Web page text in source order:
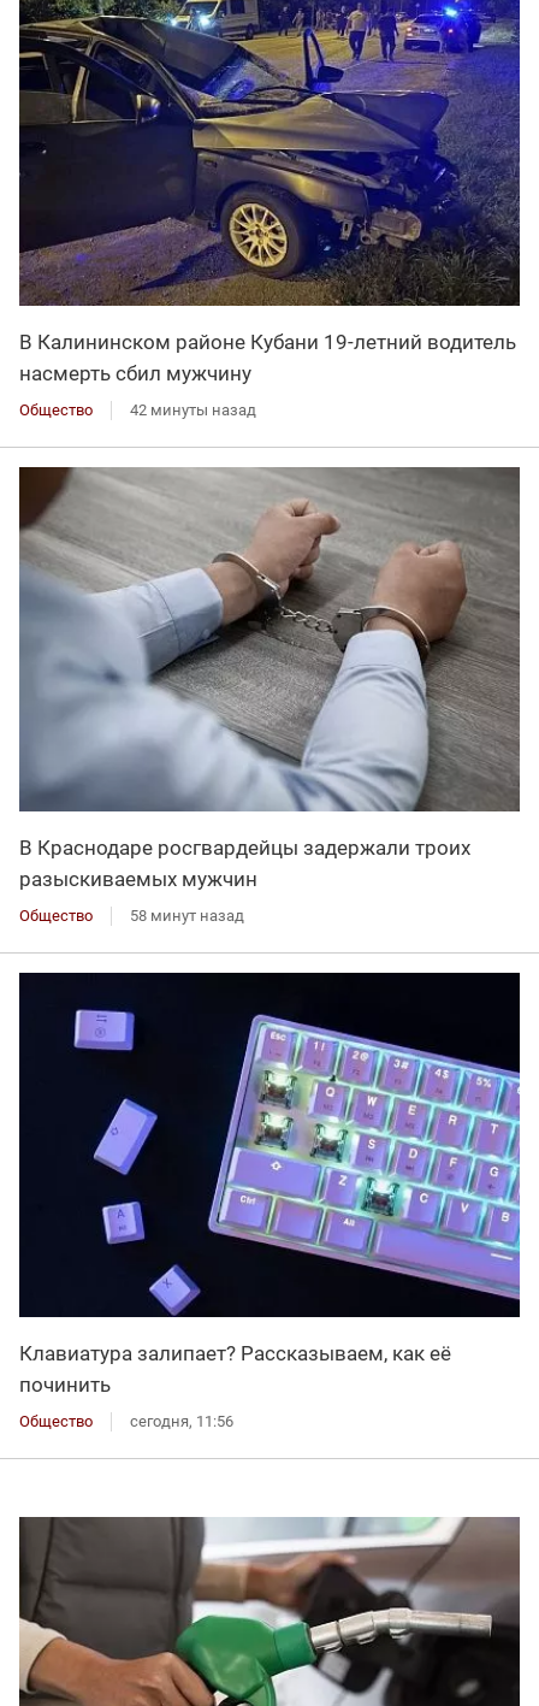
В Калининском районе Кубани 19-летний водитель
насмерть сбил мужчину
Общество 42 минуты назад
В Краснодаре росгвардейцы задержали троих
разыскиваемых мужчин
Общество 58 минут назад
Клавиатура залипает? Рассказываем, как её
починить
Общество сегодня, 11:56